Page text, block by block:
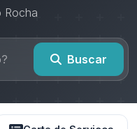
Rocha
Buscar